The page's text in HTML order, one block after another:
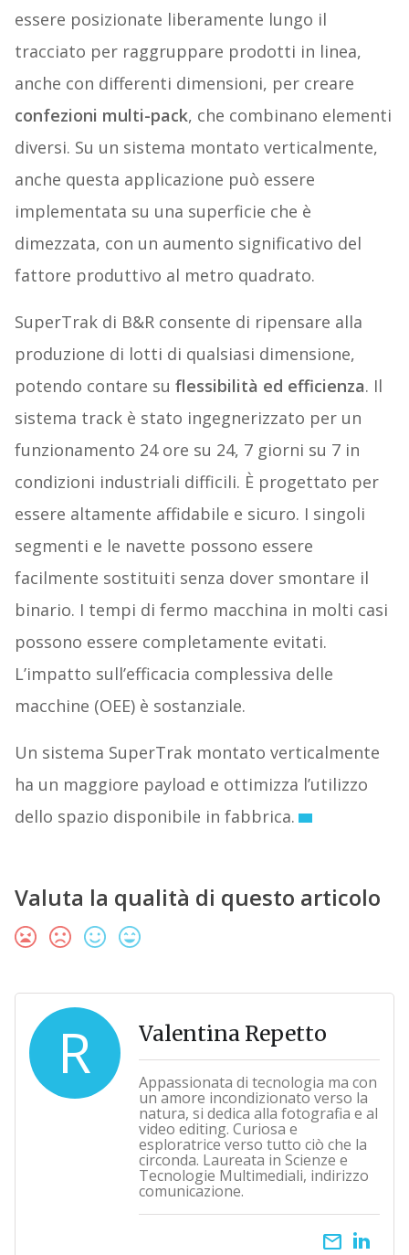
essere posizionate liberamente lungo il
tracciato per raggruppare prodotti in linea,
anche con differenti dimensioni, per creare
confezioni multi-pack, che combinano elementi
diversi. Su un sistema montato verticalmente,
anche questa applicazione può essere
implementata su una superficie che è
dimezzata, con un aumento significativo del
fattore produttivo al metro quadrato.
SuperTrak di B&R consente di ripensare alla
produzione di lotti di qualsiasi dimensione,
potendo contare su flessibilità ed efficienza. Il
sistema track è stato ingegnerizzato per un
funzionamento 24 ore su 24, 7 giorni su 7 in
condizioni industriali difficili. È progettato per
essere altamente affidabile e sicuro. I singoli
segmenti e le navette possono essere
facilmente sostituiti senza dover smontare il
binario. I tempi di fermo macchina in molti casi
possono essere completamente evitati.
L’impatto sull’efficacia complessiva delle
macchine (OEE) è sostanziale.
Un sistema SuperTrak montato verticalmente
ha un maggiore payload e ottimizza l’utilizzo
dello spazio disponibile in fabbrica.
Valuta la qualità di questo articolo
R Valentina Repetto
Appassionata di tecnologia ma con
un amore incondizionato verso la
natura, si dedica alla fotografia e al
video editing. Curiosa e
esploratrice verso tutto ciò che la
circonda. Laureata in Scienze e
Tecnologie Multimediali, indirizzo
comunicazione.
email